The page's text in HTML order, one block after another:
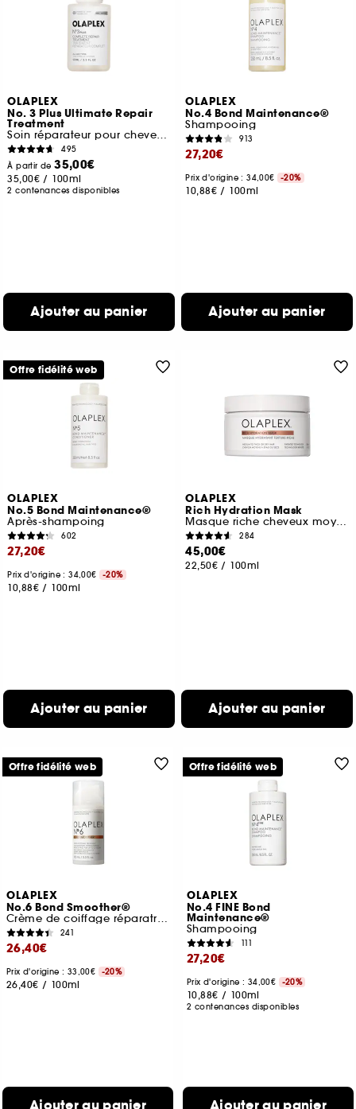
OLAPLEX
No. 3 Plus Ultimate Repair
Treatment
Soin réparateur pour cheveux abîmés
495
À partir de35,00€
35,00€ / 100ml
2 contenances disponibles
Ajouter au panier
OLAPLEX
No.4 Bond Maintenance®
Shampooing
913
27,20€
Prix d'origine : 34,00€ -20%
10,88€ / 100ml
Ajouter au panier
OLAPLEX
No.5 Bond Maintenance®
Après-shampoing
602
27,20€
Prix d'origine : 34,00€ -20%
10,88€ / 100ml
Ajouter au panier
Offre fidélité web
OLAPLEX
Rich Hydration Mask
Masque riche cheveux moyens à épais ou secs
284
45,00€
22,50€ / 100ml
Ajouter au panier
OLAPLEX
No.6 Bond Smoother®
Crème de coiffage réparatrice sans rinçage
241
26,40€
Prix d'origine : 33,00€ -20%
26,40€ / 100ml
Offre fidélité web
OLAPLEX
No.4 FINE Bond
Maintenance®
Shampooing
111
27,20€
Prix d'origine : 34,00€ -20%
10,88€ / 100ml
2 contenances disponibles
Offre fidélité web